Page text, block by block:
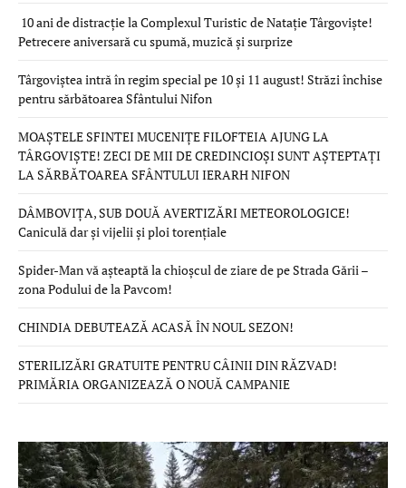
10 ani de distracție la Complexul Turistic de Natație Târgoviște!
Petrecere aniversară cu spumă, muzică și surprize
Târgoviștea intră în regim special pe 10 și 11 august! Străzi închise
pentru sărbătoarea Sfântului Nifon
MOAȘTELE SFINTEI MUCENIȚE FILOFTEIA AJUNG LA
TÂRGOVIȘTE! ZECI DE MII DE CREDINCIOȘI SUNT AȘTEPTAȚI
LA SĂRBĂTOAREA SFÂNTULUI IERARH NIFON
DÂMBOVIȚA, SUB DOUĂ AVERTIZĂRI METEOROLOGICE!
Caniculă dar și vijelii și ploi torențiale
Spider-Man vă așteaptă la chioșcul de ziare de pe Strada Gării –
zona Podului de la Pavcom!
CHINDIA DEBUTEAZĂ ACASĂ ÎN NOUL SEZON!
STERILIZĂRI GRATUITE PENTRU CÂINII DIN RĂZVAD!
PRIMĂRIA ORGANIZEAZĂ O NOUĂ CAMPANIE